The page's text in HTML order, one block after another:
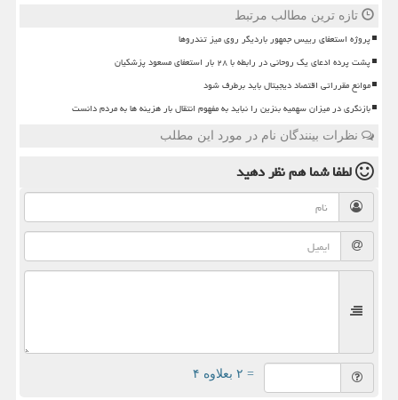
تازه ترین مطالب مرتبط
پروژه استعفای رییس جمهور باردیگر روی میز تندروها
پشت پرده ادعای یک روحانی در رابطه با ۲۸ بار استعفای مسعود پزشکیان
موانع مقرراتی اقتصاد دیجیتال باید برطرف شود
بازنگری در میزان سهمیه بنزین را نباید به مفهوم انتقال بار هزینه ها به مردم دانست
نظرات بینندگان نام در مورد این مطلب
لطفا شما همنظر دهید
= ۲ بعلاوه ۴